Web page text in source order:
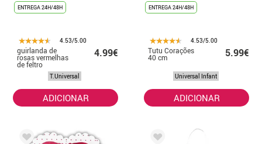
ENTREGA 24H/48H
4.53/5.00
guirlanda de
rosas vermelhas
de feltro
4.99€
T.Universal
ADICIONAR
ENTREGA 24H/48H
4.53/5.00
Tutu Corações
40 cm 5.99€
Universal Infant
ADICIONAR